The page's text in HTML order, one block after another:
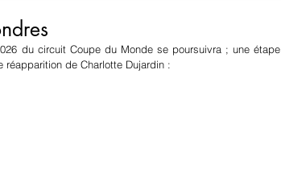
du circuit Coupe du Monde se poursuivra ; une étape
de Charlotte Dujardin :